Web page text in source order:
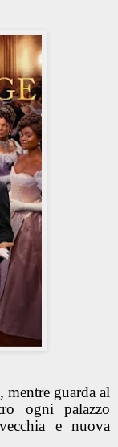
mentre guarda al
ogni palazzo
e nuova